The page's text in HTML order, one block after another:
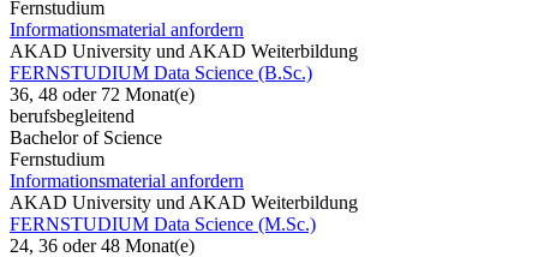
Fernstudium
Informationsmaterial anfordern
AKAD University und AKAD Weiterbildung
FERNSTUDIUM Data Science (B.Sc.)
36, 48 oder 72 Monat(e)
berufsbegleitend
Bachelor of Science
Fernstudium
Informationsmaterial anfordern
AKAD University und AKAD Weiterbildung
FERNSTUDIUM Data Science (M.Sc.)
24, 36 oder 48 Monat(e)